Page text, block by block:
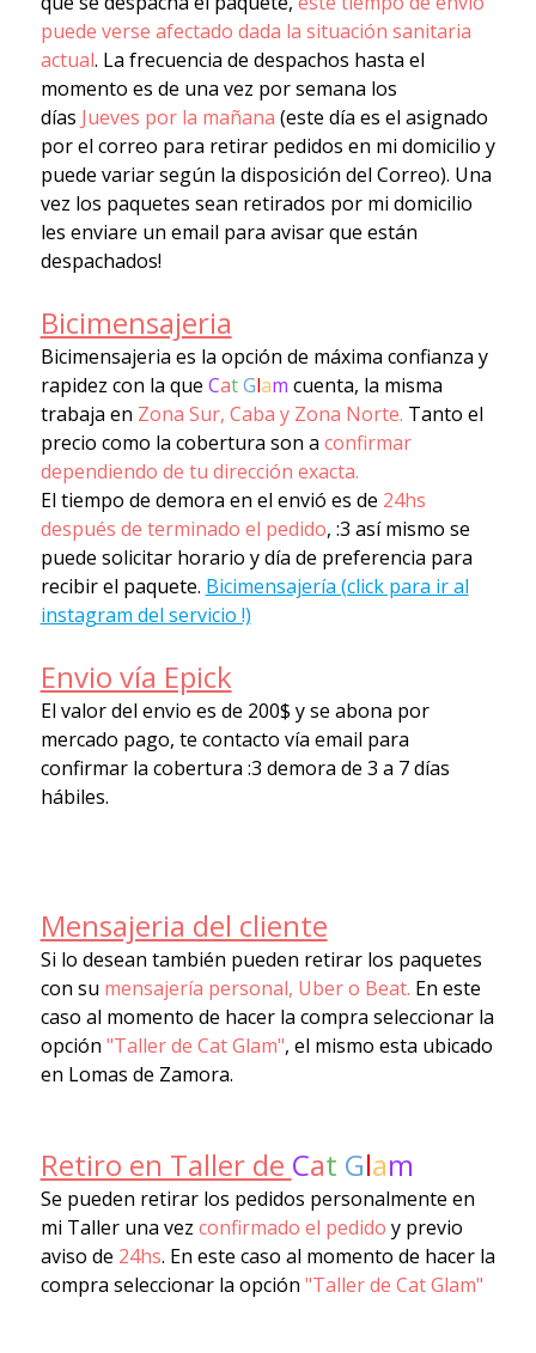
puede verse afectado dada la situación sanitaria
actual. La frecuencia de despachos hasta el
momento es de una vez por semana los
días Jueves por la mañana (este día es el asignado
por el correo para retirar pedidos en mi domicilio y
puede variar según la disposición del Correo). Una
vez los paquetes sean retirados por mi domicilio
les enviare un email para avisar que están
despachados!
Bicimensajeria
Bicimensajeria es la opción de máxima confianza y
rapidez con la que Cat Glam cuenta, la misma
trabaja en Zona Sur, Caba y Zona Norte. Tanto el
precio como la cobertura son a confirmar
dependiendo de tu dirección exacta.
El tiempo de demora en el envió es de 24hs
después de terminado el pedido, :3 así mismo se
puede solicitar horario y día de preferencia para
recibir el paquete. Bicimensajería (click para ir al
instagram del servicio !)
Envio vía Epick
El valor del envio es de 200$ y se abona por
mercado pago, te contacto vía email para
confirmar la cobertura :3 demora de 3 a 7 días
hábiles.
Mensajeria del cliente
Si lo desean también pueden retirar los paquetes
con su mensajería personal, Uber o Beat. En este
caso al momento de hacer la compra seleccionar la
opción "Taller de Cat Glam", el mismo esta ubicado
en Lomas de Zamora.
Retiro en Taller de Cat Glam
Se pueden retirar los pedidos personalmente en
mi Taller una vez confirmado el pedido y previo
aviso de 24hs. En este caso al momento de hacer la
compra seleccionar la opción "Taller de Cat Glam"